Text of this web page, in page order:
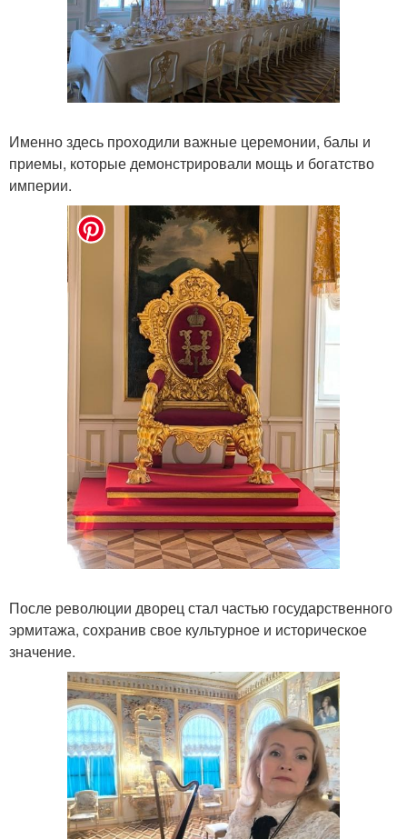
Именно здесь проходили важные церемонии, балы и
приемы, которые демонстрировали мощь и богатство
империи.
После революции дворец стал частью государственного
эрмитажа, сохранив свое культурное и историческое
значение.